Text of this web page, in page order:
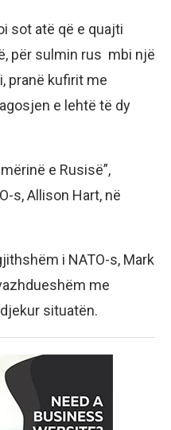
sot atë që e quajti
për sulmin rus mbi një
pranë kufirit me
e lehtë të dy
e Rusisë”,
s, Allison Hart, në
i NATO-s, Mark
me
situatën.